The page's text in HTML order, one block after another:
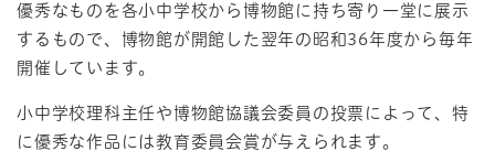
優秀なものを各小中学校から博物館に持ち寄り一堂に展示
するもので、博物館が開館した翌年の昭和36年度から毎年
開催しています。
小中学校理科主任や博物館協議会委員の投票によって、特
に優秀な作品には教育委員会賞が与えられます。